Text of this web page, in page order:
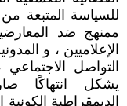
للسياسة المتبعة
ممنهج ضد
الإعلاميين ، و
التواصل
يشكل انتهاكًا
الديمقراطية